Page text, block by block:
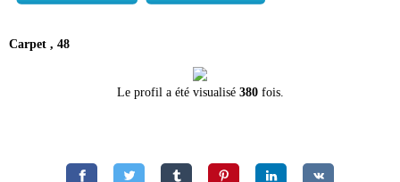
Carpet , 48
Le profil a été visualisé 380fois.